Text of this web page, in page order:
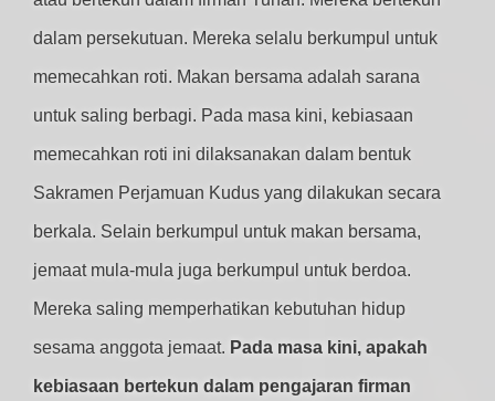
dalam persekutuan. Mereka selalu berkumpul untuk
memecahkan roti. Makan bersama adalah sarana
untuk saling berbagi. Pada masa kini, kebiasaan
memecahkan roti ini dilaksanakan dalam bentuk
Sakramen Perjamuan Kudus yang dilakukan secara
berkala. Selain berkumpul untuk makan bersama,
jemaat mula-mula juga berkumpul untuk berdoa.
Mereka saling memperhatikan kebutuhan hidup
sesama anggota jemaat. Pada masa kini, apakah
kebiasaan bertekun dalam pengajaran firman